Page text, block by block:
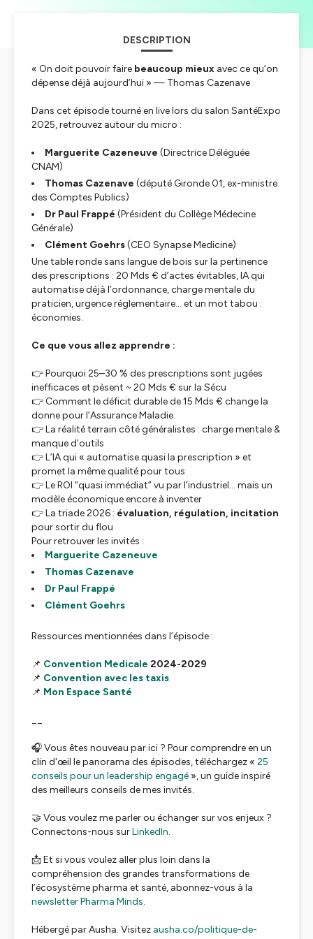
DESCRIPTION
« On doit pouvoir faire beaucoup mieux avec ce qu’on
dépense déjà aujourd’hui » — Thomas Cazenave
Dans cet épisode tourné en live lors du salon SantéExpo
2025, retrouvez autour du micro :
Marguerite Cazeneuve (Directrice Déléguée
CNAM)
Thomas Cazenave (député Gironde 01, ex-ministre
des Comptes Publics)
Dr Paul Frappé (Président du Collège Médecine
Générale)
Clément Goehrs(CEO Synapse Medicine)
Une table ronde sans langue de bois sur la pertinence
des prescriptions : 20 Mds € d’actes évitables, IA qui
automatise déjà l’ordonnance, charge mentale du
praticien, urgence réglementaire… et un mot tabou :
économies.
Ce que vous allez apprendre :
👉 Pourquoi 25–30 % des prescriptions sont jugées
inefficaces et pèsent ~ 20 Mds € sur la Sécu
👉 Comment le déficit durable de 15 Mds € change la
donne pour l’Assurance Maladie
👉 La réalité terrain côté généralistes : charge mentale &
manque d’outils
👉 L’IA qui « automatise quasi la prescription » et
promet la même qualité pour tous
👉 Le ROI “quasi immédiat” vu par l’industriel… mais un
modèle économique encore à inventer
👉 La triade 2026 : évaluation, régulation, incitation
pour sortir du flou
Pour retrouver les invités :
Marguerite Cazeneuve
Thomas Cazenave
Dr Paul Frappé
Clément Goehrs
Ressources mentionnées dans l’épisode :
📌 Convention Medicale 2024-2029
📌 Convention avec les taxis
📌 Mon Espace Santé
🎧 Vous êtes nouveau par ici ? Pour comprendre en un
clin d'œil le panorama des épisodes, téléchargez « 25
conseils pour un leadership engagé », un guide inspiré
des meilleurs conseils de mes invités.
🤝 Vous voulez me parler ou échanger sur vos enjeux ?
Connectons-nous surLinkedIn.
📩 Et si vous voulez aller plus loin dans la
compréhension des grandes transformations de
l’écosystème pharma et santé, abonnez-vous à la
newsletter Pharma Minds.
Hébergé par Ausha. Visitez ausha.co/politique-de-